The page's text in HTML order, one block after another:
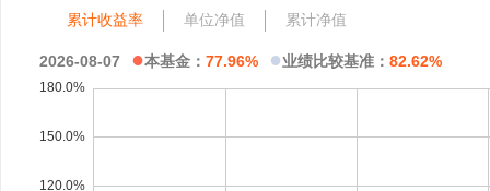
累计收益率 单位净值 累计净值
2026-08-07 ●本基金： 77.96% ●业绩比较基准： 82.62%